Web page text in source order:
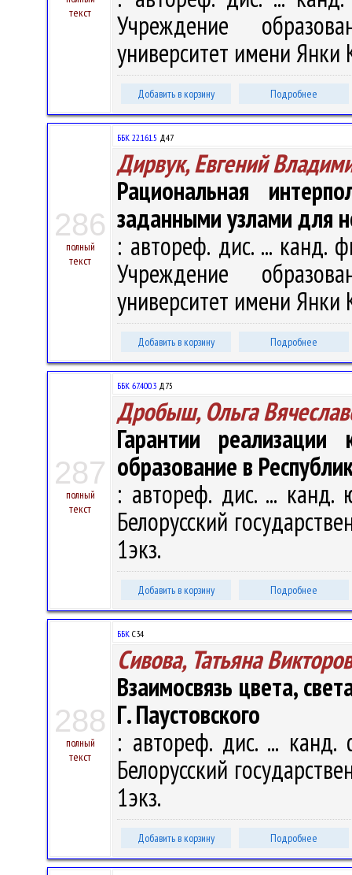
текст
Учреждение
университет имени Янки
Добавить в корзину Подробнее
286
полный
текст
ББК 22.161.5 Д47
Дирвук, Евгений
Рациональная
заданными узлами для
: автореф. дис. ... канд.
Учреждение
университет имени Янки
Добавить в корзину Подробнее
287
полный
текст
ББК 67.400.3 Д75
Дробыш, Ольга
Гарантии
образование в
: автореф. дис. ...
Белорусский
1экз.
Добавить в корзину Подробнее
288
полный
текст
ББК С34
Сивова, Татьяна
Взаимосвязь цвета,
Г. Паустовского
: автореф. дис. ...
Белорусский
1экз.
Добавить в корзину Подробнее